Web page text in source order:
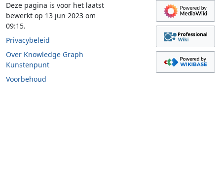
Deze pagina is voor het laatst
bewerkt op 13 jun 2023 om
09:15.
Privacybeleid
Over Knowledge Graph
Kunstenpunt
Voorbehoud